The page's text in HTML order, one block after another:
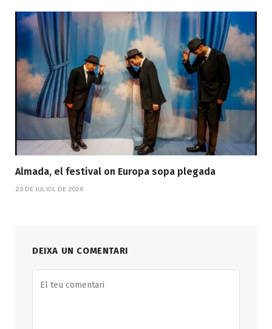
Almada, el festival on Europa sopa plegada
23 DE JULIOL DE 2026
DEIXA UN COMENTARI